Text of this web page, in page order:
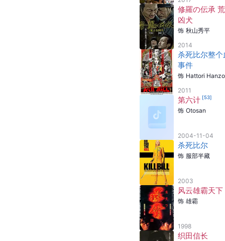
修羅の伝承
凶犬
饰 秋山秀平
2014
杀死比尔整个
事件
饰 Hattori Hanzo
2011
第六计 [53]
饰 Otosan
2004-11-04
杀死比尔
饰 服部半藏
2003
风云雄霸天下
饰 雄霸
1998
织田信长